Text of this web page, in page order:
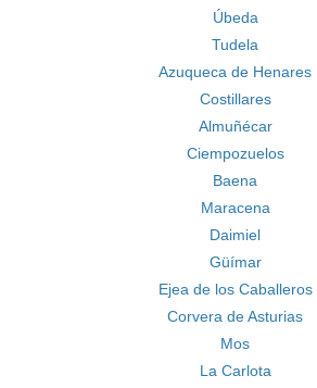
Úbeda
Tudela
Azuqueca de Henares
Costillares
Almuñécar
Ciempozuelos
Baena
Maracena
Daimiel
Güímar
Ejea de los Caballeros
Corvera de Asturias
Mos
La Carlota